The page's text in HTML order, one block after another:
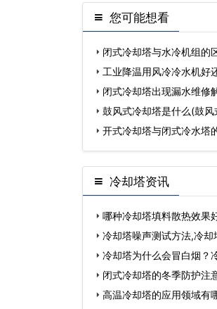
您可能想看
闭式冷却塔与水冷机组的
工业降温用风冷冷水机好
闭式冷却塔出现漏水维修
鼓风式冷却塔是什么(鼓
开式冷却塔与闭式冷水塔
冷却塔资讯
哪种冷却塔填料散热效果
冷却塔噪声测试方法,冷
冷却塔为什么会冒白烟？
闭式冷却塔的冬季防护注
高温冷却塔的应用领域有